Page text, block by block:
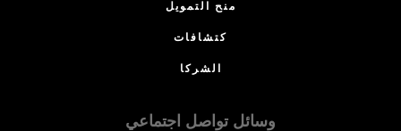
منح التمويل
كتشافات
الشركا
وسائل تواصل اجتماعي